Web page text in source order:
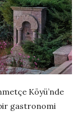
Köyü’nde
gastronomi